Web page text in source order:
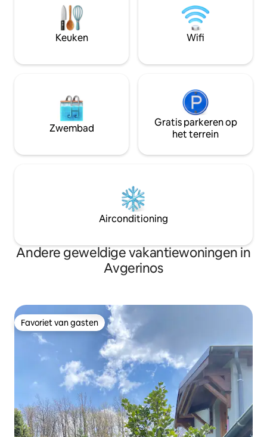
rustgevende en comfortabele slaap. Het
ligt in de oude stad Kastoria, Doltso, en
ligt op een paar minuten afstand van het
van het
Keuken Wifi
Zwembad
Gratis parkeren op
het terrein
Airconditioning
Andere geweldige vakantiewoningen in
Avgerinos
Favoriet van gasten
Favoriet van gasten